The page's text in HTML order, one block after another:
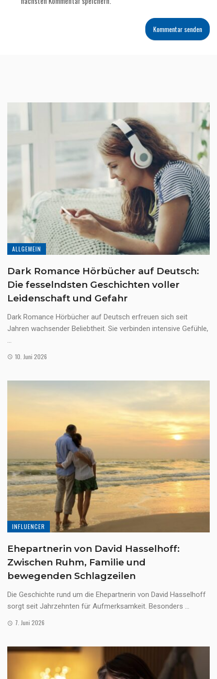
ALLGEMEIN
Dark Romance Hörbücher auf Deutsch:
Die fesselndsten Geschichten voller
Leidenschaft und Gefahr
Dark Romance Hörbücher auf Deutsch erfreuen sich seit
Jahren wachsender Beliebtheit. Sie verbinden intensive Gefühle,
...
10. Juni 2026
INFLUENCER
Ehepartnerin von David Hasselhoff:
Zwischen Ruhm, Familie und
bewegenden Schlagzeilen
Die Geschichte rund um die Ehepartnerin von David Hasselhoff
sorgt seit Jahrzehnten für Aufmerksamkeit. Besonders ...
7. Juni 2026